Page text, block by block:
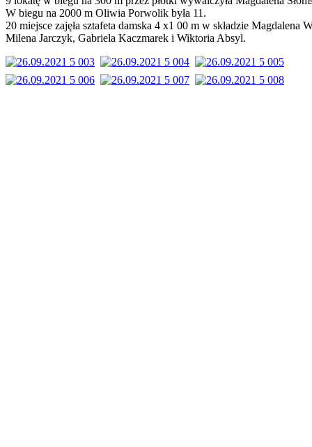
W biegu na 2000 m Oliwia Porwolik była 11.
20 miejsce zajęła sztafeta damska 4 x1 00 m w składzie Magdalena
Milena Jarczyk, Gabriela Kaczmarek i Wiktoria Absyl.